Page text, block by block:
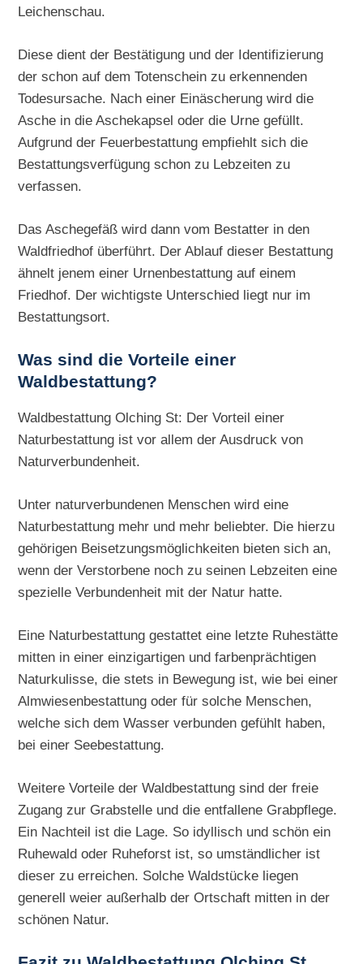
Leichenschau.
Diese dient der Bestätigung und der Identifizierung
der schon auf dem Totenschein zu erkennenden
Todesursache. Nach einer Einäscherung wird die
Asche in die Aschekapsel oder die Urne gefüllt.
Aufgrund der Feuerbestattung empfiehlt sich die
Bestattungsverfügung schon zu Lebzeiten zu
verfassen.
Das Aschegefäß wird dann vom Bestatter in den
Waldfriedhof überführt. Der Ablauf dieser Bestattung
ähnelt jenem einer Urnenbestattung auf einem
Friedhof. Der wichtigste Unterschied liegt nur im
Bestattungsort.
Was sind die Vorteile einer
Waldbestattung?
Waldbestattung Olching St: Der Vorteil einer
Naturbestattung ist vor allem der Ausdruck von
Naturverbundenheit.
Unter naturverbundenen Menschen wird eine
Naturbestattung mehr und mehr beliebter. Die hierzu
gehörigen Beisetzungsmöglichkeiten bieten sich an,
wenn der Verstorbene noch zu seinen Lebzeiten eine
spezielle Verbundenheit mit der Natur hatte.
Eine Naturbestattung gestattet eine letzte Ruhestätte
mitten in einer einzigartigen und farbenprächtigen
Naturkulisse, die stets in Bewegung ist, wie bei einer
Almwiesenbestattung oder für solche Menschen,
welche sich dem Wasser verbunden gefühlt haben,
bei einer Seebestattung.
Weitere Vorteile der Waldbestattung sind der freie
Zugang zur Grabstelle und die entfallene Grabpflege.
Ein Nachteil ist die Lage. So idyllisch und schön ein
Ruhewald oder Ruheforst ist, so umständlicher ist
dieser zu erreichen. Solche Waldstücke liegen
generell weier außerhalb der Ortschaft mitten in der
schönen Natur.